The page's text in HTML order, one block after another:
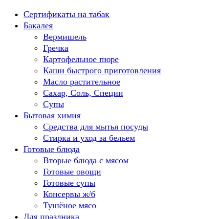
Перейти
содержанию
Сертификаты на табак
Бакалея
Вермишель
Гречка
Картофельное пюре
Каши быстрого приготовления
Масло растительное
Сахар, Соль, Специи
Супы
Бытовая химия
Средства для мытья посуды
Стирка и уход за бельем
Готовые блюда
Вторые блюда с мясом
Готовые овощи
Готовые супы
Консервы ж/б
Тушёное мясо
Для праздника